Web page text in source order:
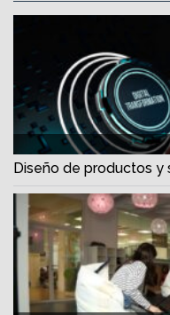
Diseño de productos y